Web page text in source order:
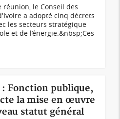
réunion, le Conseil des
a adopté cinq décrets
les secteurs stratégique
et de l’énergie.&nbsp;Ces
Fonction publique,
la mise en œuvre
statut général